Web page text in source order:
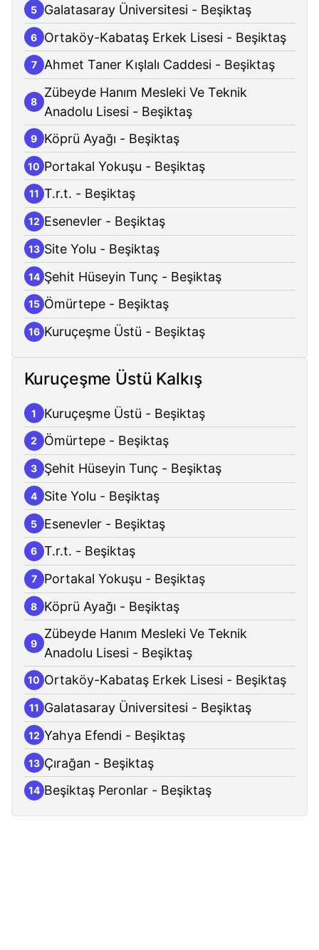
5 Galatasaray Üniversitesi - Beşiktaş
6 Ortaköy-Kabataş Erkek Lisesi - Beşiktaş
7 Ahmet Taner Kışlalı Caddesi - Beşiktaş
8
Zübeyde Hanım Mesleki Ve Teknik
Anadolu Lisesi - Beşiktaş
9 Köprü Ayağı - Beşiktaş
10 Portakal Yokuşu - Beşiktaş
11 T.r.t. - Beşiktaş
12 Esenevler - Beşiktaş
13 Site Yolu - Beşiktaş
14 Şehit Hüseyin Tunç - Beşiktaş
15 Ömürtepe - Beşiktaş
16 Kuruçeşme Üstü - Beşiktaş
Kuruçeşme Üstü Kalkış
1 Kuruçeşme Üstü - Beşiktaş
2 Ömürtepe - Beşiktaş
3 Şehit Hüseyin Tunç - Beşiktaş
4 Site Yolu - Beşiktaş
5 Esenevler - Beşiktaş
6 T.r.t. - Beşiktaş
7 Portakal Yokuşu - Beşiktaş
8 Köprü Ayağı - Beşiktaş
9
Zübeyde Hanım Mesleki Ve Teknik
Anadolu Lisesi - Beşiktaş
10 Ortaköy-Kabataş Erkek Lisesi - Beşiktaş
11 Galatasaray Üniversitesi - Beşiktaş
12 Yahya Efendi - Beşiktaş
13 Çırağan - Beşiktaş
14 Beşiktaş Peronlar - Beşiktaş